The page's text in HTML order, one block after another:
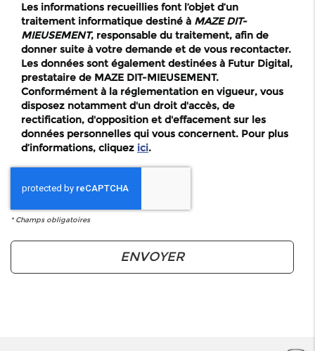
Les informations recueillies font l’objet d’un
traitement informatique destiné à MAZE DIT-
MIEUSEMENT, responsable du traitement, afin de
donner suite à votre demande et de vous recontacter.
Les données sont également destinées à Futur Digital,
prestataire de MAZE DIT-MIEUSEMENT.
Conformément à la réglementation en vigueur, vous
disposez notamment d'un droit d'accès, de
rectification, d'opposition et d'effacement sur les
données personnelles qui vous concernent. Pour plus
d’informations, cliquez ici.
* Champs obligatoires